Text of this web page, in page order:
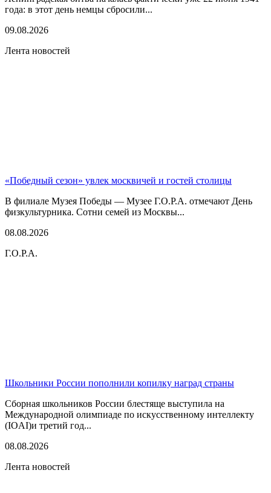
года: в этот день немцы сбросили...
09.08.2026
Лента новостей
«Победный сезон» увлек москвичей и гостей столицы
В филиале Музея Победы — Музее Г.О.Р.А. отмечают День
физкультурника. Сотни семей из Москвы...
08.08.2026
Г.О.Р.А.
Школьники России пополнили копилку наград страны
Сборная школьников России блестяще выступила на
Международной олимпиаде по искусственному интеллекту
(IOAI)и третий год...
08.08.2026
Лента новостей